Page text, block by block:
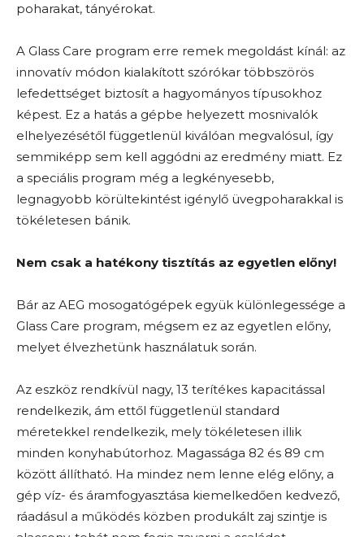
poharakat, tányérokat.
A Glass Care program erre remek megoldást kínál: az
innovatív módon kialakított szórókar többszörös
lefedettséget biztosít a hagyományos típusokhoz
képest. Ez a hatás a gépbe helyezett mosnivalók
elhelyezésétől függetlenül kiválóan megvalósul, így
semmiképp sem kell aggódni az eredmény miatt. Ez
a speciális program még a legkényesebb,
legnagyobb körültekintést igénylő üvegpoharakkal is
tökéletesen bánik.
Nem csak a hatékony tisztítás az egyetlen előny!
Bár az AEG mosogatógépek együk különlegessége a
Glass Care program, mégsem ez az egyetlen előny,
melyet élvezhetünk használatuk során.
Az eszköz rendkívül nagy, 13 terítékes kapacitással
rendelkezik, ám ettől függetlenül standard
méretekkel rendelkezik, mely tökéletesen illik
minden konyhabútorhoz. Magassága 82 és 89 cm
között állítható. Ha mindez nem lenne elég előny, a
gép víz- és áramfogyasztása kiemelkedően kedvező,
ráadásul a működés közben produkált zaj szintje is